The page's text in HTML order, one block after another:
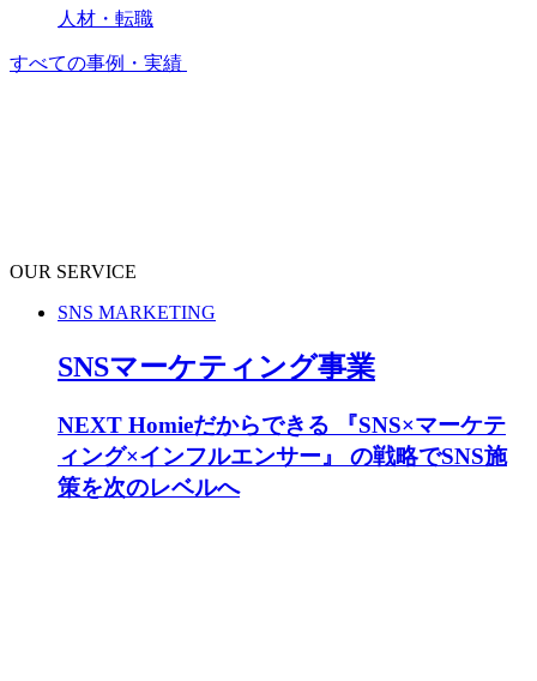
人材・転職
すべての事例・実績
OUR SERVICE
SNS MARKETING
SNSマーケティング事業
NEXT Homieだからできる 『SNS×マーケテ
ィング×インフルエンサー』 の戦略でSNS施
策を次のレベルへ